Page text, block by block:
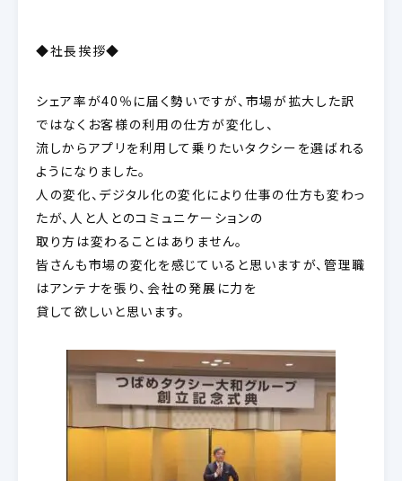
◆社長挨拶◆
シェア率が40％に届く勢いですが、市場が拡大した訳
ではなくお客様の利用の仕方が変化し、
流しからアプリを利用して乗りたいタクシーを選ばれる
ようになりました。
人の変化、デジタル化の変化により仕事の仕方も変わっ
たが、人と人とのコミュニケーションの
取り方は変わることはありません。
皆さんも市場の変化を感じていると思いますが、管理職
はアンテナを張り、会社の発展に力を
貸して欲しいと思います。